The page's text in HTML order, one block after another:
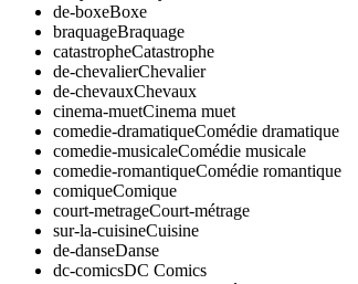
de-boxeBoxe
braquageBraquage
catastropheCatastrophe
de-chevalierChevalier
de-chevauxChevaux
cinema-muetCinema muet
comedie-dramatiqueComédie dramatique
comedie-musicaleComédie musicale
comedie-romantiqueComédie romantique
comiqueComique
court-metrageCourt-métrage
sur-la-cuisineCuisine
de-danseDanse
dc-comicsDC Comics